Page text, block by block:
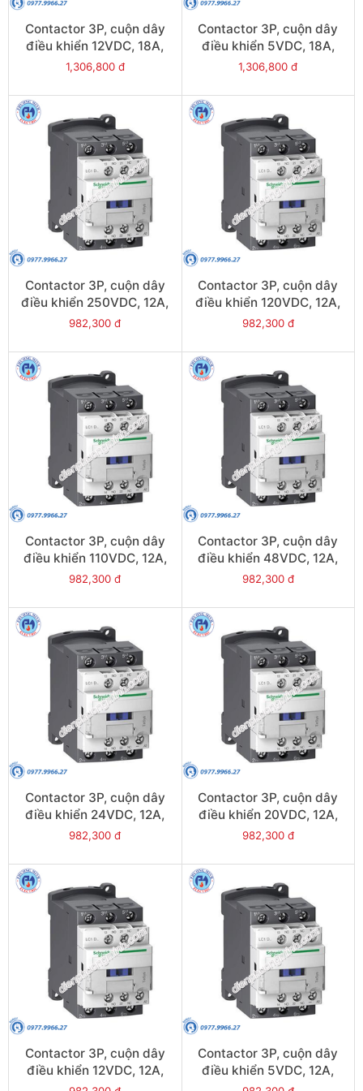
Contactor 3P, cuộn dây
điều khiển 12VDC, 18A,
1N/O, 1N/C - Model
1,306,800 đ
Contactor 3P, cuộn dây
điều khiển 5VDC, 18A,
1N/O, 1N/C - Model
1,306,800 đ
Contactor 3P, cuộn dây
điều khiển 250VDC, 12A,
1N/O, 1N/C - Model
982,300 đ
Contactor 3P, cuộn dây
điều khiển 120VDC, 12A,
1N/O, 1N/C - Model
982,300 đ
Contactor 3P, cuộn dây
điều khiển 110VDC, 12A,
1N/O, 1N/C - Model
982,300 đ
Contactor 3P, cuộn dây
điều khiển 48VDC, 12A,
1N/O, 1N/C - Model
982,300 đ
Contactor 3P, cuộn dây
điều khiển 24VDC, 12A,
1N/O, 1N/C - Model
982,300 đ
Contactor 3P, cuộn dây
điều khiển 20VDC, 12A,
1N/O, 1N/C - Model
982,300 đ
Contactor 3P, cuộn dây
điều khiển 12VDC, 12A,
1N/O, 1N/C - Model
Contactor 3P, cuộn dây
điều khiển 5VDC, 12A,
1N/O, 1N/C - Model